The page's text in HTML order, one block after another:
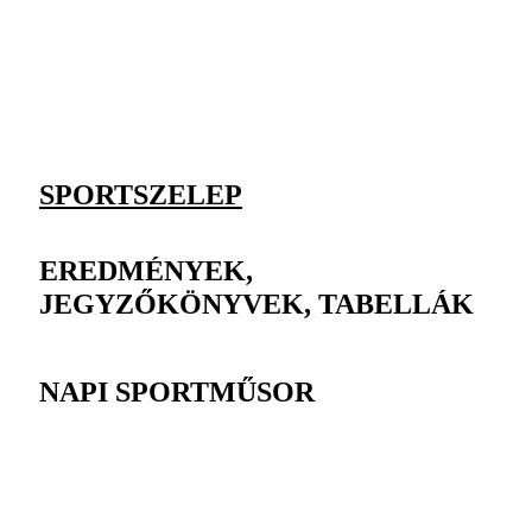
SPORTSZELEP
EREDMÉNYEK,
JEGYZŐKÖNYVEK, TABELLÁK
NAPI SPORTMŰSOR